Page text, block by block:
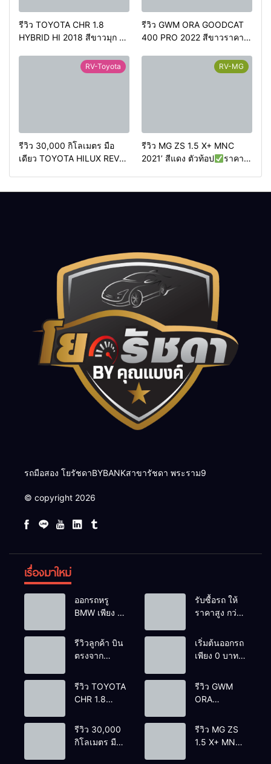
รีวิว TOYOTA CHR 1.8
HYBRID HI 2018 สีขาวมุก ตัว
วิ่งน้อย 90,000 กว่า
รีวิว GWM ORA GOODCAT
400 PRO 2022 สีขาวราคา
RV-Toyota
รีวิว 30,000 กิโลเมตร มือ
เดียว TOYOTA HILUX REVO
RV-MG
รีวิว MG ZS 1.5 X+ MNC
2021’ สีแดง ตัวท้อป
ราคา
รถมือสอง โยรัชดาBYBANKสาขารัชดา พระราม9
© copyright 2026
เรื่องมาใหม่
ออกรถหรู
BMW เพียง 1
รับซื้อรถ ให้
ราคาสูง กว่า
ติดไฟแนนซ์ก็
รับซื้อ
รีวิวลูกค้า บิน
ตรงจาก
รถโยรัชดา
เริ่มต้นออกรถ
เพียง 0 บาท
รีวิว TOYOTA
CHR 1.8
2018 สีขาว
มุก ตัวท้อปสุด
รีวิว GWM
ORA
400 PRO
2022 สีขาว
รีวิว 30,000
กิโลเมตร มือ
รีวิว MG ZS
1.5 X+ MNC